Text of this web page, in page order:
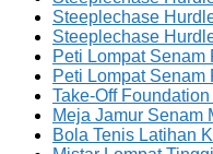
Steeplechase
Steeplechase
Peti Lompat Senam
Peti Lompat Senam
Take-Off
Meja Jamur Senam
Bola Tenis Latihan